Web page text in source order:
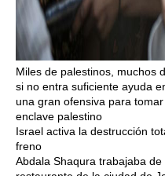
Miles de palestinos, muchos
si no entra suficiente ayuda
una gran ofensiva para
enclave palestino
Israel activa la destrucción
freno
Abdala Shaqura trabajaba